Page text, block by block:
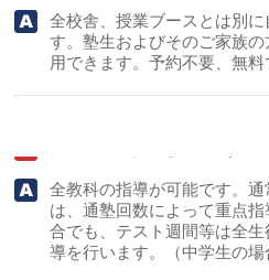
全校舎、授業ブースとは別
す。塾生およびそのご家族
用できます。予約不要、無料
全教科の指導が可能です。
は、通塾回数によって重点
合でも、テスト週間等は全
導を行います。（中学生の場